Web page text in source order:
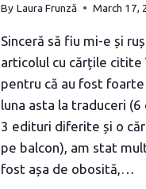
By Laura Frunză March 17,
Sinceră să fiu mi-e și
articolul cu cărțile citite
pentru că au fost
luna asta la traduceri
3 edituri diferite și o
pe balcon), am stat
fost așa de obosită,…